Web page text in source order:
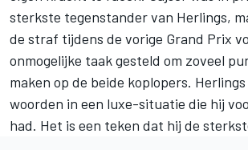
sterkste tegenstander van Herlings,
de straf tijdens de vorige Grand Prix
onmogelijke taak gesteld om zoveel
maken op de beide koplopers.
woorden in een luxe-situatie die hij
had. Het is een teken dat hij de